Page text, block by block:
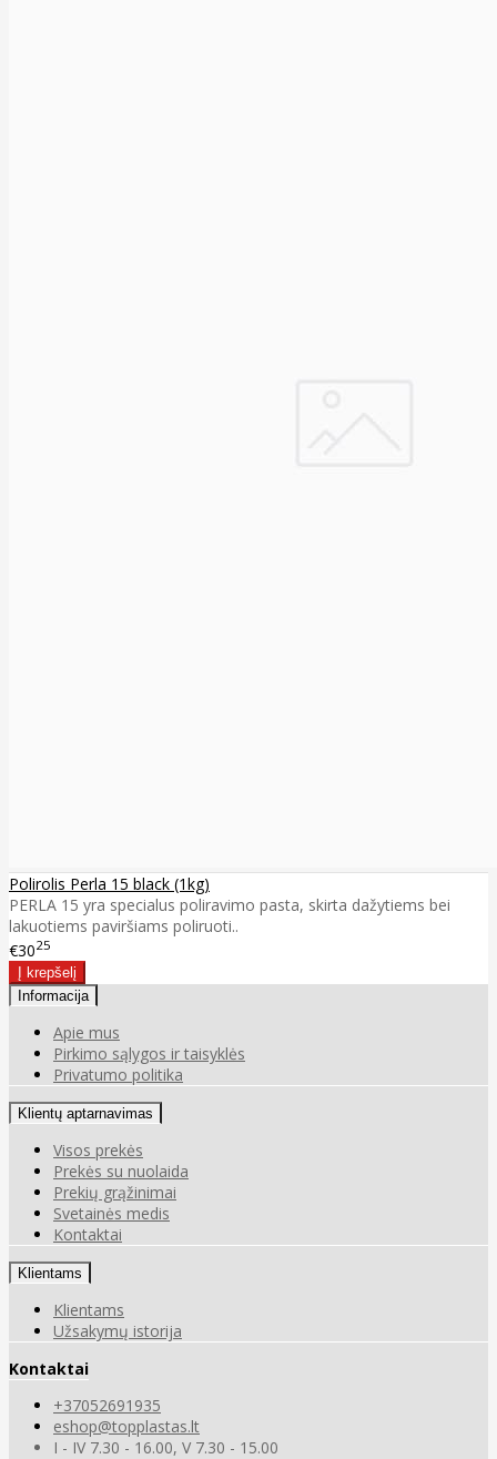
Polirolis Perla 15 black (1kg)
PERLA 15 yra specialus poliravimo pasta, skirta dažytiems bei
lakuotiems paviršiams poliruoti..
€3025
Informacija
Apie mus
Pirkimo sąlygos ir taisyklės
Privatumo politika
Klientų aptarnavimas
Visos prekės
Prekės su nuolaida
Prekių grąžinimai
Svetainės medis
Kontaktai
Klientams
Klientams
Užsakymų istorija
Kontaktai
+37052691935
eshop@topplastas.lt
I - IV 7.30 - 16.00, V 7.30 - 15.00